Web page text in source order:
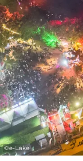
©e-Lake